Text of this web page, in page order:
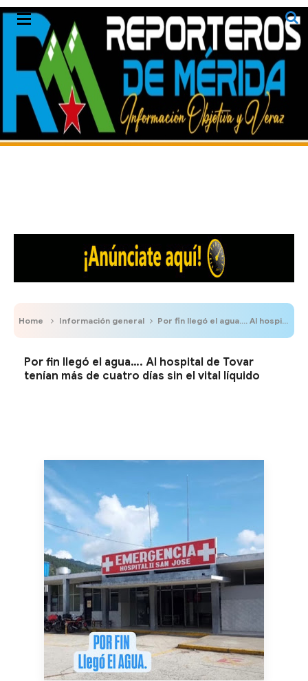
Home Información general Por fin llegó el agua…. Al hospital de Tovar tenían más de cuatro días sin el vital líquido
Por fin llegó el agua…. Al hospital de Tovar
tenían más de cuatro días sin el vital líquido